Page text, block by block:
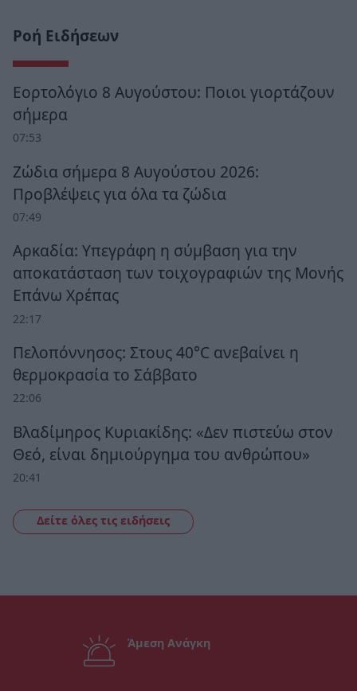
Ροή Ειδήσεων
Εορτολόγιο 8 Αυγούστου: Ποιοι γιορτάζουν
σήμερα
07:53
Ζώδια σήμερα 8 Αυγούστου 2026:
Προβλέψεις για όλα τα ζώδια
07:49
Αρκαδία: Υπεγράφη η σύμβαση για την
αποκατάσταση των τοιχογραφιών της Μονής
Επάνω Χρέπας
22:17
Πελοπόννησος: Στους 40°C ανεβαίνει η
θερμοκρασία το Σάββατο
22:06
Βλαδίμηρος Κυριακίδης: «Δεν πιστεύω στον
Θεό, είναι δημιούργημα του ανθρώπου»
20:41
Δείτε όλες τις ειδήσεις
Άμεση Ανάγκη